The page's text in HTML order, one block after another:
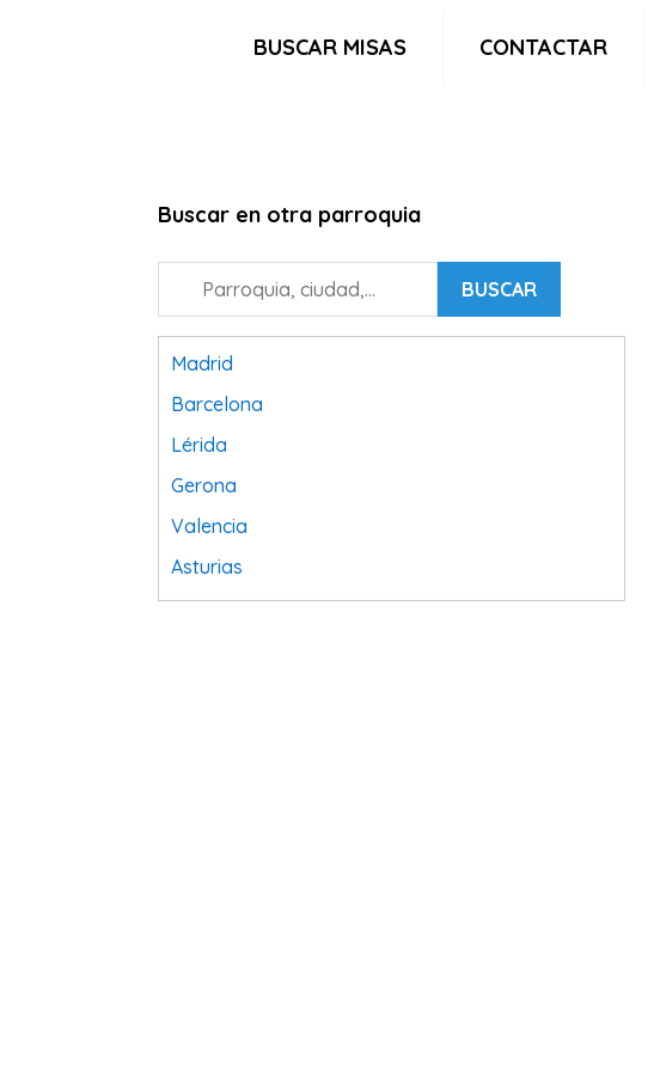
BUSCAR MISAS CONTACTAR
Buscar en otra parroquia
BUSCAR
Madrid
Barcelona
Lérida
Gerona
Valencia
Asturias
Tarragona